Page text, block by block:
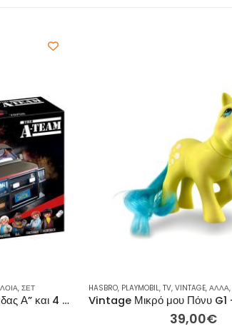
,ΡΕΙΝΜΠΟΟΥ ΣΥΛΛΕΚΤΙΚΈΣ ΦΙΓΟΎΡΕΣ
,ΣΕΤ
Playmobil Το Βαν της “Ομάδας Α” και 4 Φιγούρες #70750
HASBRO, PLAYMOBIL, TV, VINTAGE, ΆΛΛΑ,
39,00€